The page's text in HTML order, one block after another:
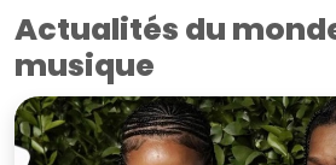
Actualités du
musique